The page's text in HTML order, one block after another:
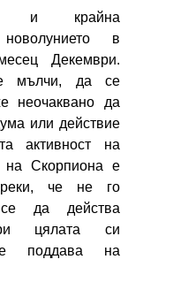
и крайна
в
Декември.
мълчи, да се
неочаквано да
или действие
активност на
на Скорпиона е
че не го
се да действа
цялата си
поддава на